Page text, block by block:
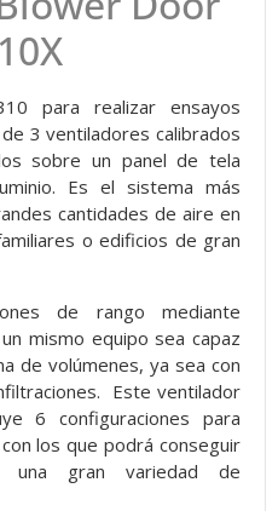
para realizar ensayos
3 ventiladores calibrados
sobre un panel de tela
Es el sistema más
cantidades de aire en
o edificios de gran
de rango mediante
mismo equipo sea capaz
de volúmenes, ya sea con
Este ventilador
6 configuraciones para
los que podrá conseguir
una gran variedad de